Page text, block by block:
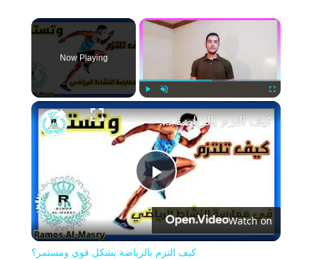
×
Play Unmute Fullscreen
Now Playing
Play
Video
كيف التزم بالرياضة بشكل قوي ومستمر؟
Watch on
كيف التزم بالرياضة بشكل قوي ومستمر؟